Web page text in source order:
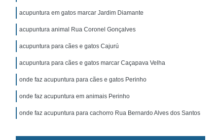
acupuntura em gatos marcar Jardim Diamante
acupuntura animal Rua Coronel Gonçalves
acupuntura para cães e gatos Cajurú
acupuntura para cães e gatos marcar Caçapava Velha
onde faz acupuntura para cães e gatos Perinho
onde faz acupuntura em animais Perinho
onde faz acupuntura para cachorro Rua Bernardo Alves dos Santos